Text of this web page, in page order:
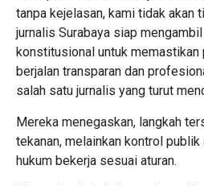
tanpa kejelasan, kami tidak akan
jurnalis Surabaya siap
konstitusional untuk memastikan
berjalan transparan dan
salah satu jurnalis yang turut
Mereka menegaskan, langkah
tekanan, melainkan kontrol
hukum bekerja sesuai aturan.